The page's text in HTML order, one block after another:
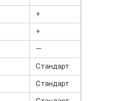
+
+
—
Стандарт
Стандарт